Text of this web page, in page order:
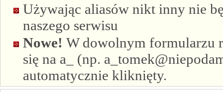
Używając aliasów nikt inny nie
naszego serwisu
Nowe! W dowolnym formularzu
się na a_ (np.
automatycznie kliknięty.